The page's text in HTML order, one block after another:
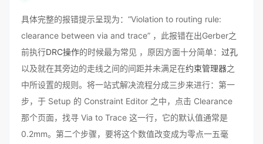
具体完整的报错提示呈现为：“Violation to routing rule:
clearance between via and trace” ，此报错在出Gerber之
前执行DRC操作的时候最为常见 ，原因方面十分简单： 过孔
以及就在其旁边的走线之间的间距并未满足在约束管理器之
中所设置的规则。将一站式解决流程分成三步来进行：第一
步，于 Setup 的 Constraint Editor 之中，点击 Clearance
那个页面，找寻 Via to Trace 这一行，它的默认值通常是
0.2mm。第二个步骤，要将这个数值改变成为零点一五毫